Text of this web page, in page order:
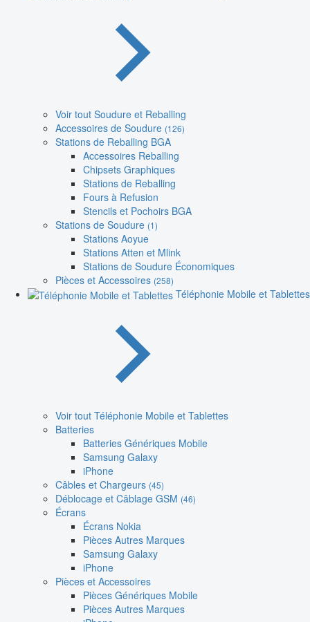
Voir tout Soudure et Reballing
Accessoires de Soudure (126)
Stations de Reballing BGA
Accessoires Reballing
Chipsets Graphiques
Stations de Reballing
Fours à Refusion
Stencils et Pochoirs BGA
Stations de Soudure (1)
Stations Aoyue
Stations Atten et Mlink
Stations de Soudure Économiques
Pièces et Accessoires (258)
Téléphonie Mobile et Tablettes
Voir tout Téléphonie Mobile et Tablettes
Batteries
Batteries Génériques Mobile
Samsung Galaxy
iPhone
Câbles et Chargeurs (45)
Déblocage et Câblage GSM (46)
Écrans
Écrans Nokia
Pièces Autres Marques
Samsung Galaxy
iPhone
Pièces et Accessoires
Pièces Génériques Mobile
Pièces Autres Marques